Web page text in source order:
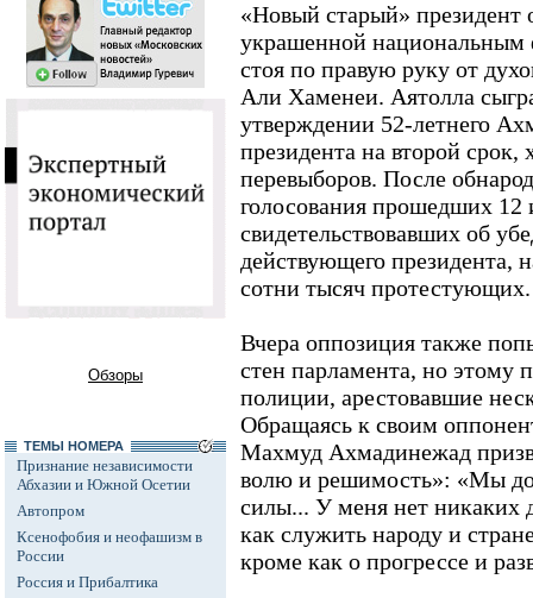
Обзоры
ТЕМЫ НОМЕРА
Признание независимости
Абхазии и Южной Осетии
Автопром
Ксенофобия и неофашизм в
России
Россия и Прибалтика
«Новый старый» президент
украшенной национальным
стоя по правую руку от
Али Хаменеи. Аятолла
утверждении 52-летнего
президента на второй срок,
перевыборов. После
голосования прошедших 12
свидетельствовавших об
действующего президента,
сотни тысяч протестующих.
Вчера оппозиция также
стен парламента, но этому
полиции, арестовавшие
Обращаясь к своим
Махмуд Ахмадинежад
волю и решимость»: «Мы
силы... У меня нет никаких
как служить народу и
кроме как о прогрессе и